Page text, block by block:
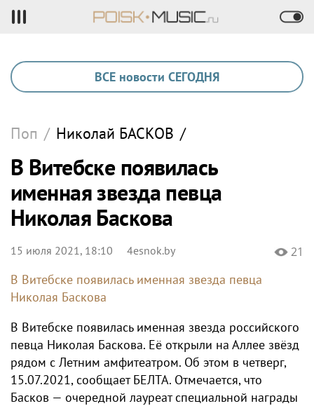
ВСЕ новости СЕГОДНЯ
Поп / Николай БАСКОВ /
В Витебске появилась
именная звезда певца
Николая Баскова
15 июля 2021, 18:10 4esnok.by 21
В Витебске появилась именная звезда певца
Николая Баскова
В Витебске появилась именная звезда российского
певца Николая Баскова. Её открыли на Аллее звёзд
рядом с Летним амфитеатром. Об этом в четверг,
15.07.2021, сообщает БЕЛТА. Отмечается, что
Басков — очередной лауреат специальной награды